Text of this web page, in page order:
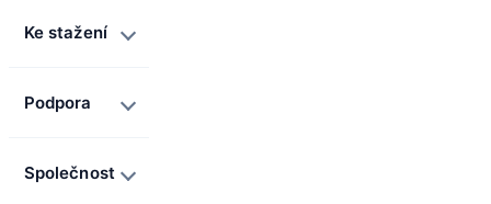
Ke stažení
Podpora
Společnost